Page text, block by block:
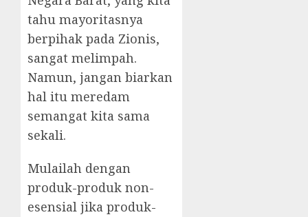
tahu mayoritasnya
berpihak pada Zionis,
sangat melimpah.
Namun, jangan biarkan
hal itu meredam
semangat kita sama
sekali.
Mulailah dengan
produk-produk non-
esensial jika produk-